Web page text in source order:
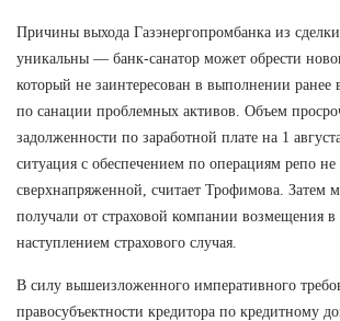
Причины выхода Газэнергопромбанка из
уникальны — банк-санатор может обрести
который не заинтересован в выполнении ранее
по санации проблемных активов. Объем
задолженности по заработной плате на 1
ситуация с обеспечением по операциям репо не
сверхнапряженной, считает Трофимова. Затем
получали от страховой компании возмещения в
наступлением страхового случая.
В силу вышеизложенного императивного
правосубъектности кредитора по кредитному